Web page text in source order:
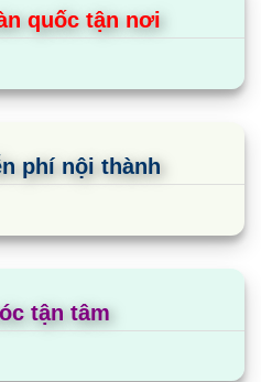
quốc tận nơi
phí nội thành
tận tâm